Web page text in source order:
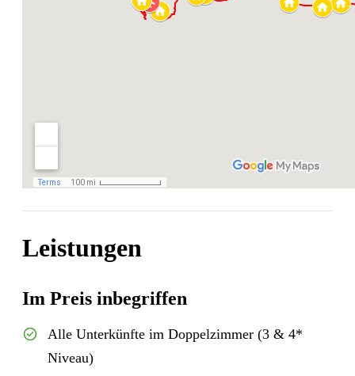
Leistungen
Im Preis inbegriffen
Alle Unterkünfte im Doppelzimmer (3 & 4*
Niveau)